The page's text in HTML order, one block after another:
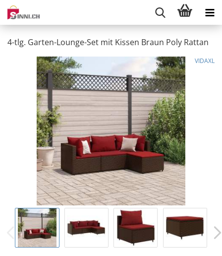
4-tlg. Garten-Lounge-Set mit Kissen Braun Poly Rattan
VIDAXL